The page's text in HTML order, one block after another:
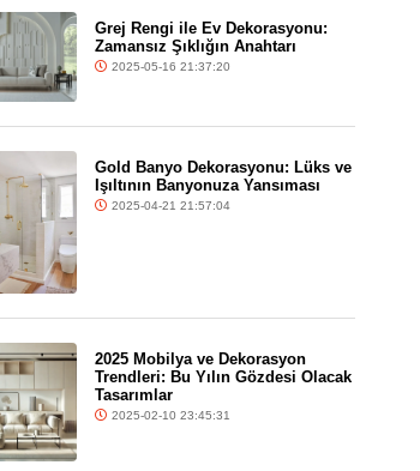
Grej Rengi ile Ev Dekorasyonu:
Zamansız Şıklığın Anahtarı
2025-05-16 21:37:20
Gold Banyo Dekorasyonu: Lüks ve
Işıltının Banyonuza Yansıması
2025-04-21 21:57:04
2025 Mobilya ve Dekorasyon
Trendleri: Bu Yılın Gözdesi Olacak
Tasarımlar
2025-02-10 23:45:31